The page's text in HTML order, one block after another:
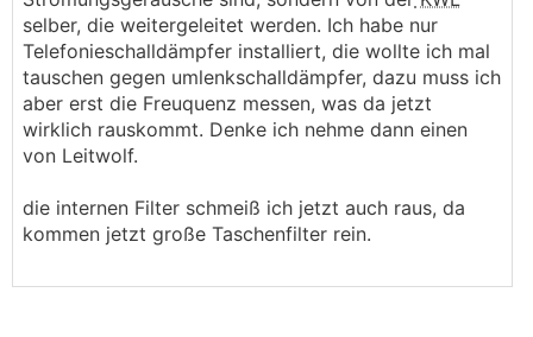
selber, die weitergeleitet werden. Ich habe nur
Telefonieschalldämpfer installiert, die wollte ich mal
tauschen gegen umlenkschalldämpfer, dazu muss ich
aber erst die Freuquenz messen, was da jetzt
wirklich rauskommt. Denke ich nehme dann einen
von Leitwolf.
die internen Filter schmeiß ich jetzt auch raus, da
kommen jetzt große Taschenfilter rein.